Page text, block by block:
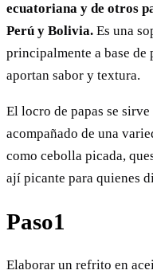
ecuatoriana y de otros
Perú y Bolivia. Es una
principalmente a base de
aportan sabor y textura.
El locro de papas se
acompañado de una
como cebolla picada,
ají picante para quienes
Paso1
Elaborar un refrito en